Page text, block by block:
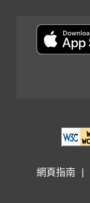
網頁指南